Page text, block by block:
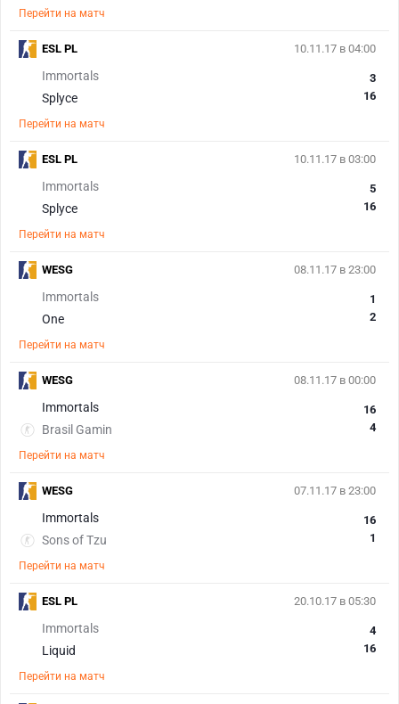
Перейти на матч
10.11.17 в 04:00
Immortals
Splyce
3
16
Перейти на матч
ESL PL
10.11.17 в 03:00
Immortals
Splyce
5
16
Перейти на матч
ESL PL
08.11.17 в 23:00
Immortals
One
1
2
Перейти на матч
WESG
08.11.17 в 00:00
Immortals
Brasil Gamin
16
4
Перейти на матч
WESG
07.11.17 в 23:00
Immortals
Sons of Tzu
16
1
Перейти на матч
WESG
20.10.17 в 05:30
Immortals
Liquid
4
16
Перейти на матч
ESL PL